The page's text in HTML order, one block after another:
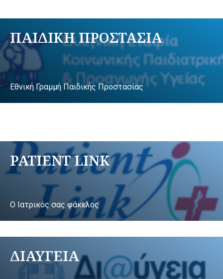
ΠΑΙΔΙΚΗ ΠΡΟΣΤΑΣΙΑ
Εθνική Γραμμή Παιδικής Προστασίας
PATIENT LINK
Ο Ιατρικός σας φάκελος
ΔΙΑΥΓΕΙΑ